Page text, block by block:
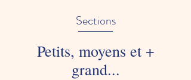
Sections
Petits, moyens et +
grand...